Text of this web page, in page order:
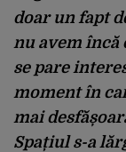
doar un fapt
nu avem încă
se pare
moment în
mai
Spațiul s-a